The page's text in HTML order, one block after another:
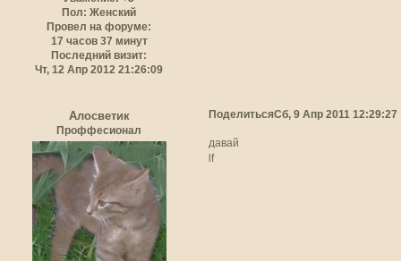
Пол: Женский
Провел на форуме:
17 часов 37 минут
Последний визит:
Чт, 12 Апр 2012 21:26:09
ПоделитьсяСб, 9 Апр 2011 12:29:27
Алосветик
Проффесионал
давай
lf